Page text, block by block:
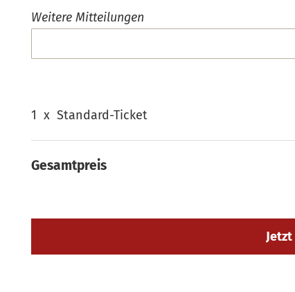
Weitere Mitteilungen
1 x Standard-Ticket
Gesamtpreis